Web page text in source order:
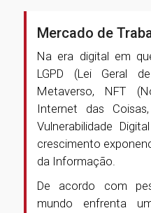
Mercado de
Na era digital em
LGPD (Lei Geral
Metaverso, NFT
Internet das
Vulnerabilidade
crescimento
da Informação.
De acordo com
mundo enfrenta